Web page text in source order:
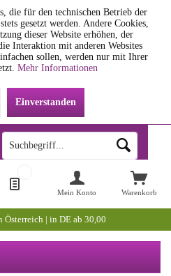
die für den technischen Betrieb der
gesetzt werden. Andere Cookies,
dieser Website erhöhen, der
Interaktion mit anderen Websites
sollen, werden nur mit Ihrer
Mehr Informationen
Einverstanden
Österreich | in DE ab 30,00
Warenkorb
Mein Konto